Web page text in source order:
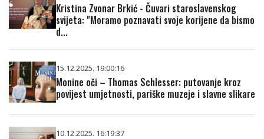
Kristina Zvonar Brkić - Čuvari staroslavenskog
svijeta: "Moramo poznavati svoje korijene da bismo
d...
15.12.2025. 19:00:16
Monine oči – Thomas Schlesser: putovanje kroz
povijest umjetnosti, pariške muzeje i slavne slikare
10.12.2025. 16:19:37